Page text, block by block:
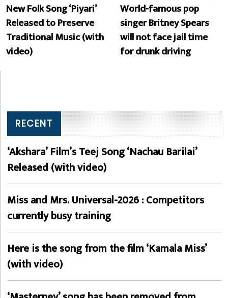
New Folk Song ‘Piyari’
Released to Preserve
Traditional Music (with
video)
World-famous pop
singer Britney Spears
will not face jail time
for drunk driving
RECENT
‘Akshara’ Film’s Teej Song ‘Nachau Barilai’
Released (with video)
Miss and Mrs. Universal-2026 : Competitors
currently busy training
Here is the song from the film ‘Kamala Miss’
(with video)